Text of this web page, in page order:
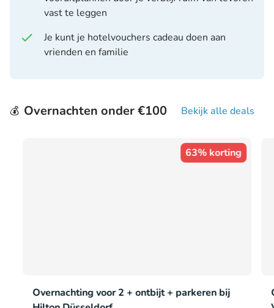
vast te leggen
Je kunt je hotelvouchers cadeau doen aan
vrienden en familie
💰 Overnachten onder €100 Bekijk alle deals
63% korting
Overnachting voor 2 + ontbijt + parkeren bij